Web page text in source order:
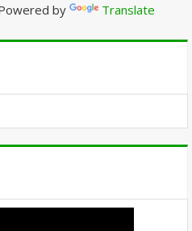
by Translate